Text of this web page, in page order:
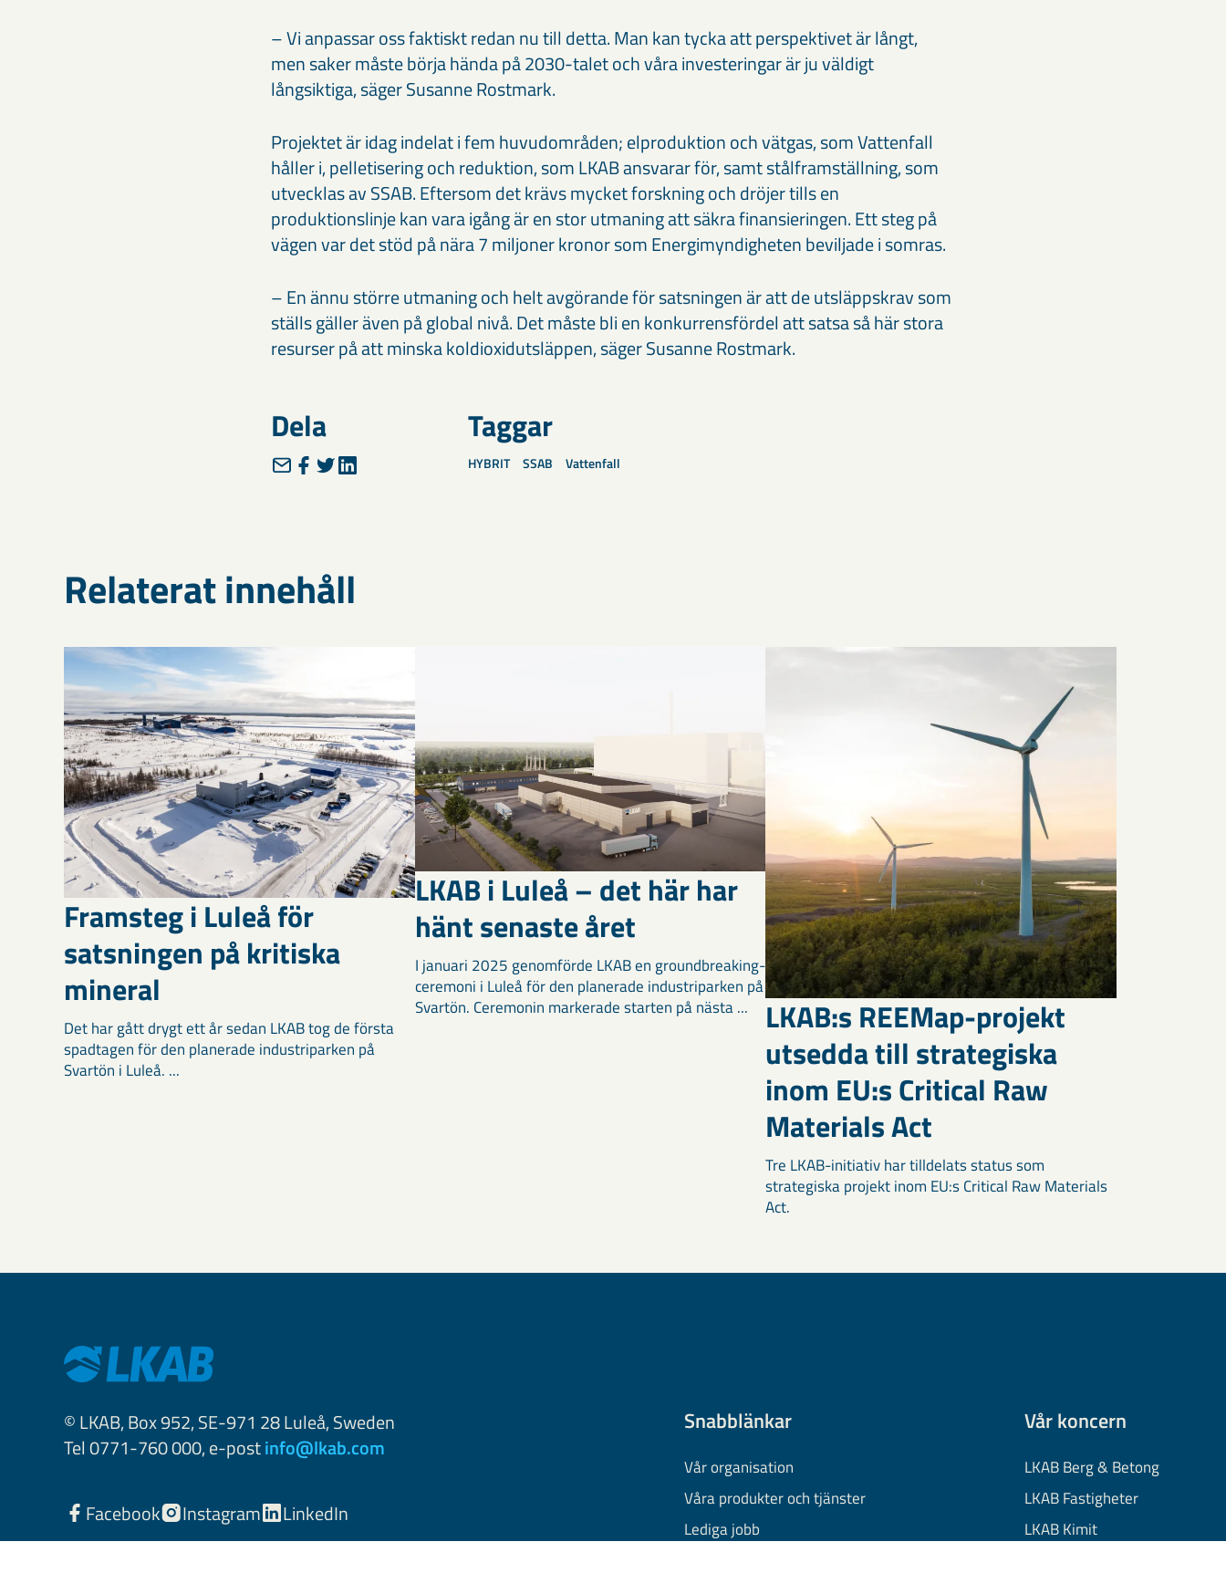
– Vi anpassar oss faktiskt redan nu till detta. Man kan tycka att perspektivet är långt,
men saker måste börja hända på 2030-talet och våra investeringar är ju väldigt
långsiktiga, säger Susanne Rostmark.
Projektet är idag indelat i fem huvudområden; elproduktion och vätgas, som Vattenfall
håller i, pelletisering och reduktion, som LKAB ansvarar för, samt stålframställning, som
utvecklas av SSAB. Eftersom det krävs mycket forskning och dröjer tills en
produktionslinje kan vara igång är en stor utmaning att säkra finansieringen. Ett steg på
vägen var det stöd på nära 7 miljoner kronor som Energimyndigheten beviljade i somras.
– En ännu större utmaning och helt avgörande för satsningen är att de utsläppskrav som
ställs gäller även på global nivå. Det måste bli en konkurrensfördel att satsa så här stora
resurser på att minska koldioxidutsläppen, säger Susanne Rostmark.
Dela Taggar
HYBRIT SSAB Vattenfall
Relaterat innehåll
Framsteg i Luleå för
satsningen på kritiska
mineral
Det har gått drygt ett år sedan LKAB tog de första
spadtagen för den planerade industriparken på
Svartön i Luleå. ...
LKAB i Luleå – det här har
hänt senaste året
I januari 2025 genomförde LKAB en groundbreaking-
ceremoni i Luleå för den planerade industriparken på
Svartön. Ceremonin markerade starten på nästa ...
LKAB:s REEMap-projekt
utsedda till strategiska
inom EU:s Critical Raw
Materials Act
Tre LKAB-initiativ har tilldelats status som
strategiska projekt inom EU:s Critical Raw Materials
Act.
© LKAB, Box 952, SE-971 28 Luleå, Sweden
Tel 0771-760 000, e-postinfo@lkab.com
Facebook Instagram LinkedIn
Snabblänkar
Vår organisation
Våra produkter och tjänster
Lediga jobb
Vår koncern
LKAB Berg & Betong
LKAB Fastigheter
LKAB Kimit